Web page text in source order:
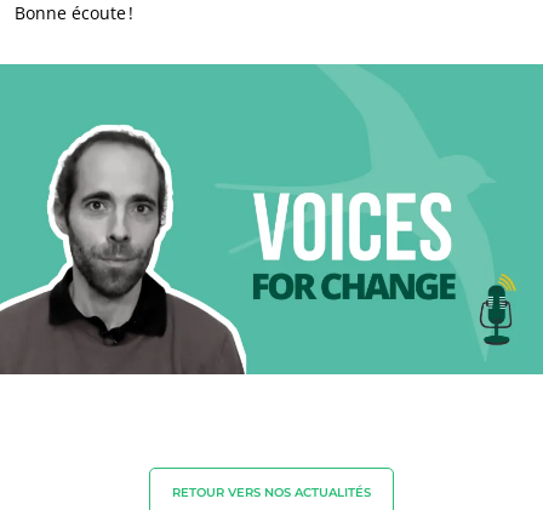
NOS SECTEURS D'ACTIVITÉ
Agroalimentaire
Cosmétique
Textile
Bois et forêt
Produits de la maison
Bonne écoute !
RETOUR VERS NOS ACTUALITÉS